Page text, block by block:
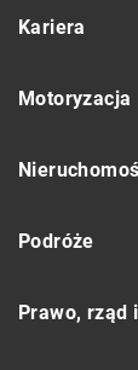
Kariera
Motoryzacja
Podróże
Prawo, rząd